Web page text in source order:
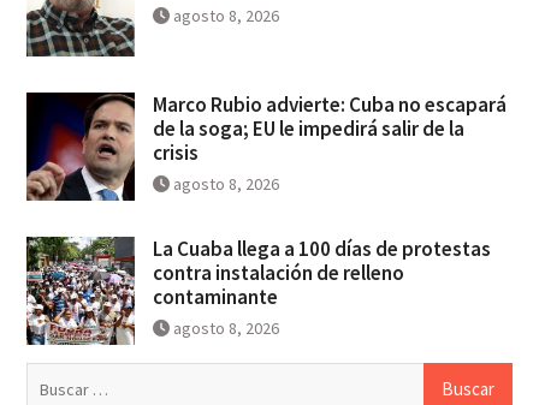
agosto 8, 2026
Marco Rubio advierte: Cuba no escapará
de la soga; EU le impedirá salir de la
crisis
agosto 8, 2026
La Cuaba llega a 100 días de protestas
contra instalación de relleno
contaminante
agosto 8, 2026